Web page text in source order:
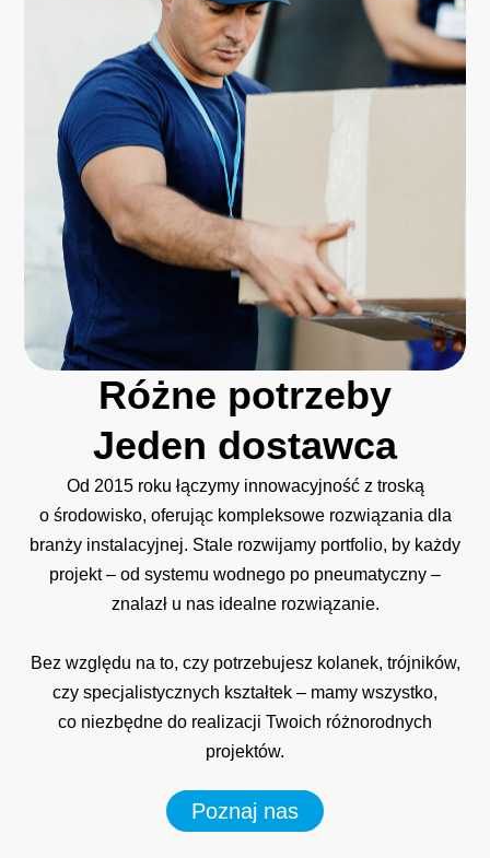
Różne potrzeby
Jeden dostawca
Od 2015 roku łączymy innowacyjność z troską
o środowisko, oferując kompleksowe rozwiązania dla
branży instalacyjnej. Stale rozwijamy portfolio, by każdy
projekt – od systemu wodnego po pneumatyczny –
znalazł u nas idealne rozwiązanie.
Bez względu na to, czy potrzebujesz kolanek, trójników,
czy specjalistycznych kształtek – mamy wszystko,
co niezbędne do realizacji Twoich różnorodnych
projektów.
Poznaj nas